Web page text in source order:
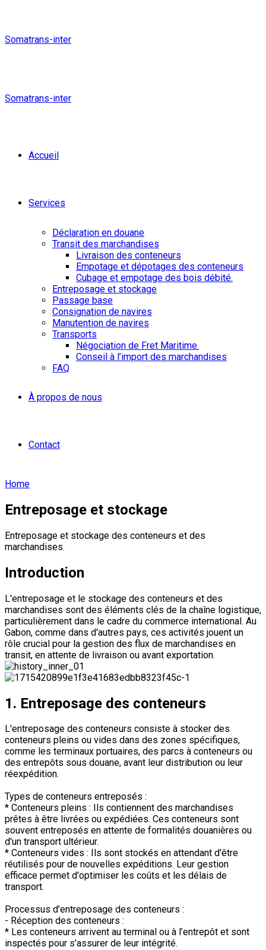
Somatrans-inter
Somatrans-inter
Accueil
Services
Déclaration en douane
Transit des marchandises
Livraison des conteneurs
Empotage et dépotages des conteneurs
Cubage et empotage des bois débité.
Entreposage et stockage
Passage base
Consignation de navires
Manutention de navires
Transports
Négociation de Fret Maritime.
Conseil à l’import des marchandises
FAQ
À propos de nous
Contact
Home
Entreposage et stockage
Entreposage et stockage des conteneurs et des
marchandises.
Introduction
L'entreposage et le stockage des conteneurs et des
marchandises sont des éléments clés de la chaîne logistique,
particulièrement dans le cadre du commerce international. Au
Gabon, comme dans d'autres pays, ces activités jouent un
rôle crucial pour la gestion des flux de marchandises en
transit, en attente de livraison ou avant exportation.
1. Entreposage des conteneurs
L'entreposage des conteneurs consiste à stocker des
conteneurs pleins ou vides dans des zones spécifiques,
comme les terminaux portuaires, des parcs à conteneurs ou
des entrepôts sous douane, avant leur distribution ou leur
réexpédition.
Types de conteneurs entreposés :
* Conteneurs pleins : Ils contiennent des marchandises
prêtes à être livrées ou expédiées. Ces conteneurs sont
souvent entreposés en attente de formalités douanières ou
d'un transport ultérieur.
* Conteneurs vides : Ils sont stockés en attendant d'être
réutilisés pour de nouvelles expéditions. Leur gestion
efficace permet d'optimiser les coûts et les délais de
transport.
Processus d’entreposage des conteneurs :
- Réception des conteneurs :
* Les conteneurs arrivent au terminal ou à l’entrepôt et sont
inspectés pour s’assurer de leur intégrité.